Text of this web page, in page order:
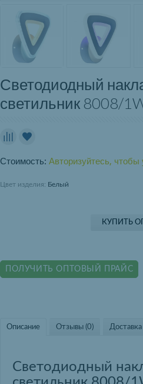
Светодиодный
светильник 8008/
Стоимость: Авторизуйтесь, чтобы
Цвет изделия: Белый
КУПИТЬ
ПОЛУЧИТЬ ОПТОВЫЙ ПРАЙС
Описание Отзывы (0) Доставка
Светодиодный